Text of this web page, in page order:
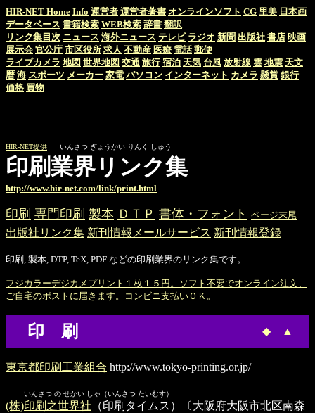
HIR-NET Home Info 運営者 運営者著書 オンラインソフト CG 里美 日本画
データベース 書籍検索 WEB検索 辞書 翻訳
リンク集目次 ニュース 海外ニュース テレビ ラジオ 新聞 出版社 書店 映画
展示会 官公庁 市区役所 求人 不動産 医療 電話 郵便
ライブカメラ 地図 世界地図 交通 旅行 宿泊 天気 台風 放射線 雲 地震 天文
暦 海 スポーツ メーカー 家電 パソコン インターネット カメラ 懸賞 銀行
価格 買物
HIR-NET提供 いんさつ ぎょうかい りんく しゅう
印刷業界リンク集
http://www.hir-net.com/link/print.html
印刷 専門印刷 製本 ＤＴＰ 書体・フォント ページ末尾
出版社リンク集 新刊情報メールサービス 新刊情報登録
印刷, 製本, DTP, TeX, PDF などの印刷業界のリンク集です。
フジカラーデジカメプリント１枚１５円。ソフト不要でオンライン注文、
ご自宅のポストに届きます。コンビニ支払いＯＫ。
印 刷 ◆ ▲
東京都印刷工業組合 http://www.tokyo-printing.or.jp/
いんさつ の せかい しゃ（いんさつ たいむす）
(株)印刷之世界社 （印刷タイムス）〔大阪府大阪市北区南森